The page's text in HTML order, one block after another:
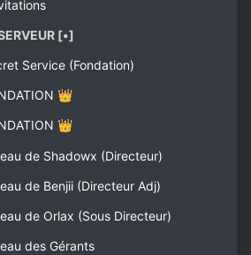
[•]
Service (Fondation)
👑
👑
de Shadowx (Directeur)
de Benjii (Directeur Adj)
de Orlax (Sous Directeur)
des Gérants